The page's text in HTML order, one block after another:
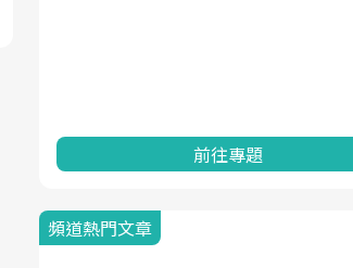
前往專題
頻道熱門文章